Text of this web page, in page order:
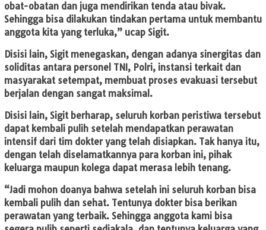
obat-obatan dan juga mendirikan tenda atau bivak.
Sehingga bisa dilakukan tindakan pertama untuk membantu
anggota kita yang terluka,” ucap Sigit.
Disisi lain, Sigit menegaskan, dengan adanya sinergitas dan
soliditas antara personel TNI, Polri, instansi terkait dan
masyarakat setempat, membuat proses evakuasi tersebut
berjalan dengan sangat maksimal.
Disisi lain, Sigit berharap, seluruh korban peristiwa tersebut
dapat kembali pulih setelah mendapatkan perawatan
intensif dari tim dokter yang telah disiapkan. Tak hanya itu,
dengan telah diselamatkannya para korban ini, pihak
keluarga maupun kolega dapat merasa lebih tenang.
“Jadi mohon doanya bahwa setelah ini seluruh korban bisa
kembali pulih dan sehat. Tentunya dokter bisa berikan
perawatan yang terbaik. Sehingga anggota kami bisa